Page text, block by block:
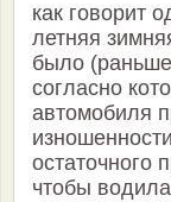
как говорит
летняя
было
согласно
автомобиля
остаточного
чтобы